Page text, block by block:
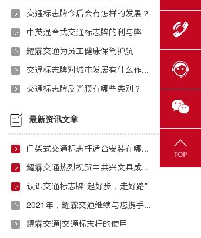
交通标志牌今后会有怎样的发展？
中英混合式交通标志牌的利与弊
耀霖交通为员工健康保驾护航
交通标志牌对城市发展有什么作用？
交通标志牌反光膜有哪些类别？
最新资讯文章
门架式交通标志杆适合安装在哪些地方？
耀霖交通热烈祝贺中共兴文县成都流动党员武侯区支部委员会正式成立
认识交通标志牌“起好步，走好路”
2021年，耀霖交通继续与您携手前行！
耀霖交通|交通标志杆的使用